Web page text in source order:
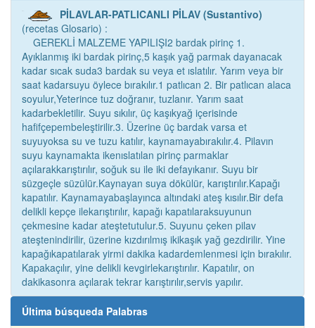
PİLAVLAR-PATLICANLI PİLAV (Sustantivo)
(recetas Glosario) :
GEREKLİ MALZEME YAPILIŞI2 bardak pirinç 1.
Ayıklanmış iki bardak pirinç,5 kaşık yağ parmak dayanacak
kadar sıcak suda3 bardak su veya et ıslatılır. Yarım veya bir
saat kadarsuyu öylece bırakılır.1 patlıcan 2. Bir patlıcan alaca
soyulur,Yeterince tuz doğranır, tuzlanır. Yarım saat
kadarbekletilir. Suyu sıkılır, üç kaşıkyağ içerisinde
hafifçepembeleştirilir.3. Üzerine üç bardak varsa et
suyuyoksa su ve tuzu katılır, kaynamayabırakılır.4. Pilavın
suyu kaynamakta ikenıslatılan pirinç parmaklar
açılarakkarıştırılır, soğuk su ile iki defayıkanır. Suyu bir
süzgeçle süzülür.Kaynayan suya dökülür, karıştırılır.Kapağı
kapatılır. Kaynamayabaşlayınca altındaki ateş kısılır.Bir defa
delikli kepçe ilekarıştırılır, kapağı kapatılaraksuyunun
çekmesine kadar ateştetutulur.5. Suyunu çeken pilav
ateştenindirilir, üzerine kızdırılmış ikikaşık yağ gezdirilir. Yine
kapağıkapatılarak yirmi dakika kadardemlenmesi için bırakılır.
Kapakaçılır, yine delikli kevgirlekarıştırılır. Kapatılır, on
dakikasonra açılarak tekrar karıştırılır,servis yapılır.
Última búsqueda Palabras